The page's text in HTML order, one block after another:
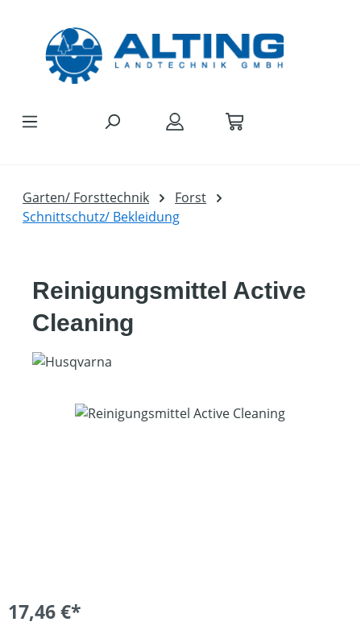
Garten/ Forsttechnik
Forst
Schnittschutz/ Bekleidung
Reinigungsmittel Active
Cleaning
Bildergalerie überspringen
17,46 €*